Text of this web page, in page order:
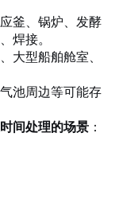
釜、锅炉、发酵
焊接。
大型船舶舱室、
池周边等可能存
间处理的场景 ：